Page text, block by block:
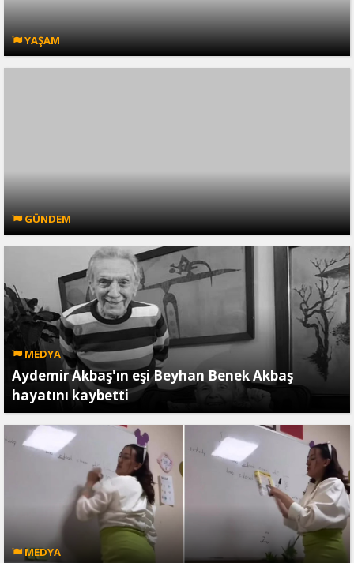
YAŞAM
GÜNDEM
MEDYA
Aydemir Akbaş'ın eşi Beyhan Benek Akbaş
hayatını kaybetti
MEDYA